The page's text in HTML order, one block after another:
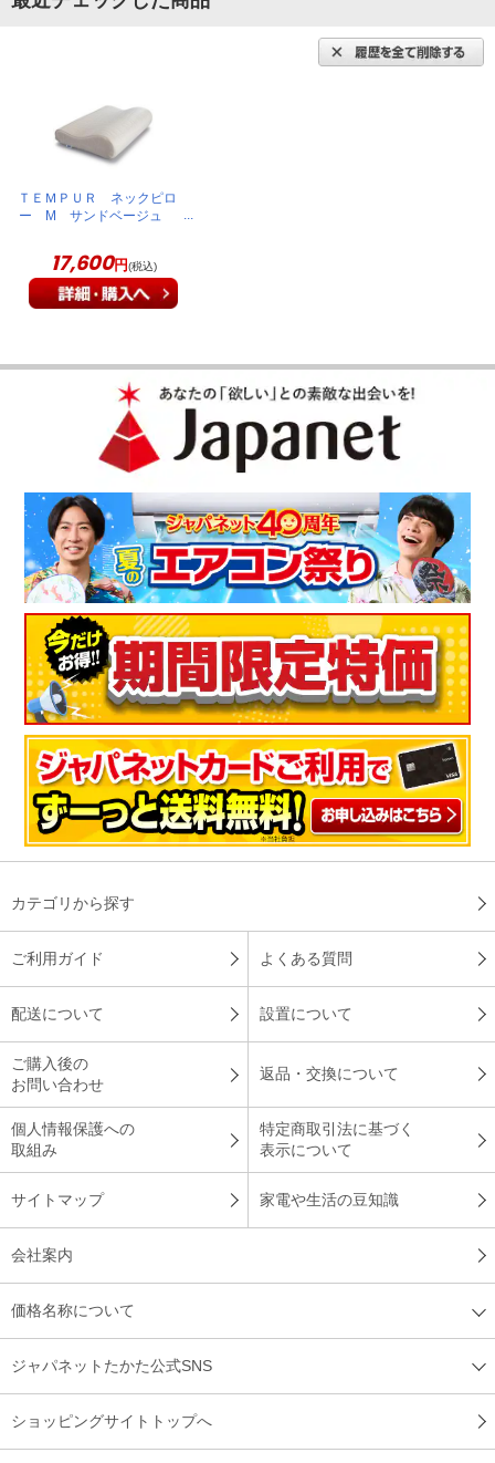
夫婦二人共になかなかこれだ！という枕には出会えませんでし
た。初日、横になり寝た瞬間からしっかり包み込まれながらも
沈まず、フィットして、しっかり支えられて安心感が半端なか
以前使用していた枕より寝心地が良く、満足しています。
人生の１／３は寝ているため、少しイイ物を買おうと検討して
（東京都 30代A.Y様）
頭に優しくフィット
良い枕を探していました。頭にフィットし、ゆっくりと沈み込
む感じが気に入っております。
（福島県40代I.K様）
馴染むと使い心地が良い！
肩、首に負担が少ない物を探して枕難民になっていました。テ
ンピュ－ルってどうなんだろう？初めは硬いかな？という感じ
でしたが１ヶ月くらいから馴染んで使い心地はとても良いで
す！購入してよかったです。
（神奈川県
今までで一番合う枕！
自分に合う枕を探し求めて・・・これは！！と思い購入しまし
分が低くなっているので、首がつまる感じが少なくなりまし
た。
寝心地もよく、良い商品！
通りの良い商品でした。
ＴＥＭＰＵＲ ネックピロ
ー M サンドベージュ
17,600円(税込)
カテゴリから探す
ご利用ガイド よくある質問
配送について 設置について
ご購入後の
お問い合わせ
返品・交換について
個人情報保護への
取組み
特定商取引法に基づく
表示について
サイトマップ 家電や生活の豆知識
会社案内
価格名称について
ジャパネットたかた公式SNS
ショッピングサイトトップへ